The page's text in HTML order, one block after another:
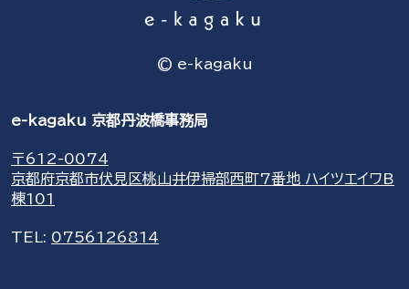
© e-kagaku
e-kagaku 京都丹波橋事務局
〒612-0074
京都府京都市伏見区桃山井伊掃部西町7番地 ハイツエイワB
棟101
TEL: 0756126814